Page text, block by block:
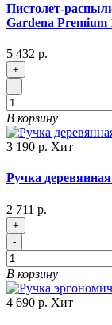
Пистолет-
Gardena Premium
5 432 р.
+
-
В корзину
3 190 р. Хит
Ручка
2 711 р.
+
-
В корзину
4 690 р. Хит